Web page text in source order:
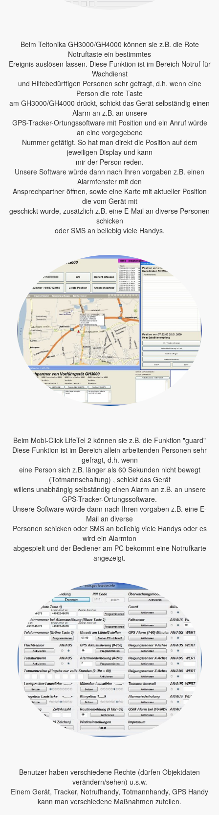
Beim Teltonika GH3000/GH4000 können sie z.B. die Rote
Notruftaste ein bestimmtes
Ereignis auslösen lassen. Diese Funktion ist im Bereich Notruf für
Wachdienst
und Hilfebedürftigen Personen sehr gefragt, d.h. wenn eine
Person die rote Taste
am GH3000/GH4000 drückt, schickt das Gerät selbständig einen
Alarm an z.B. an unsere
GPS-Tracker-Ortungssoftware mit Position und ein Anruf würde
an eine vorgegebene
Nummer getätigt. So hat man direkt die Position auf dem
jeweiligen Display und kann
mir der Person reden.
Unsere Software würde dann nach Ihren vorgaben z.B. einen
Alarmfenster mit den
Ansprechpartner öffnen, sowie eine Karte mit aktueller Position
die vom Gerät mit
geschickt wurde, zusätzlich z.B. eine E-Mail an diverse Personen
schicken
oder SMS an beliebig viele Handys.
Beim Mobi-Click LifeTel 2 können sie z.B. die Funktion "guard"
Diese Funktion ist im Bereich allein arbeitenden Personen sehr
gefragt, d.h. wenn
eine Person sich z.B. länger als 60 Sekunden nicht bewegt
(Totmannschaltung) , schickt das Gerät
willens unabhängig selbständig einen Alarm an z.B. an unsere
GPS-Tracker-Ortungssoftware.
Unsere Software würde dann nach Ihren vorgaben z.B. eine E-
Mail an diverse
Personen schicken oder SMS an beliebig viele Handys oder es
wird ein Alarmton
abgespielt und der Bediener am PC bekommt eine Notrufkarte
angezeigt.
Benutzer haben verschiedene Rechte (dürfen Objektdaten
verändern/sehen) u.s.w.
Einem Gerät, Tracker, Notrufhandy, Totmannhandy, GPS Handy
kann man verschiedene Maßnahmen zuteilen.